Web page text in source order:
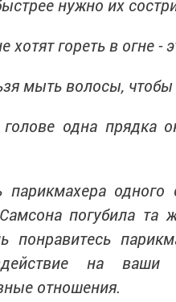
нужно их
хотят гореть в огне
мыть волосы, чтобы
одна прядка
парикмахера
погубила та
понравитесь
на
отношения.